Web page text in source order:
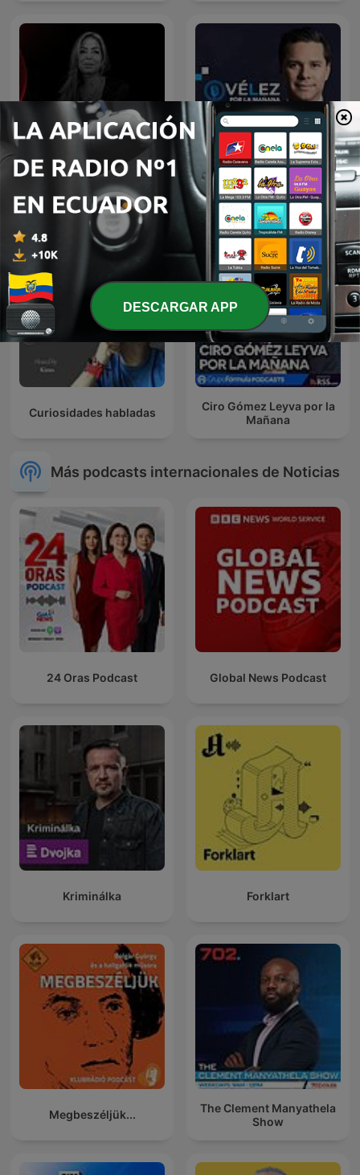
Hora 20
El Podcast con Luis Carlos
Vélez
Curiosidades habladas
Ciro Gómez Leyva por la
Mañana
Más podcasts internacionales de Noticias
24 Oras Podcast Global News Podcast
Kriminálka Forklart
Megbeszéljük...
The Clement Manyathela
Show
DESCARGAR APP